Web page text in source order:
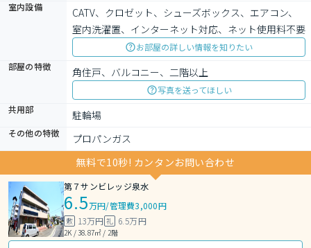
室内設備
CATV、クロゼット、シューズボックス、エアコン、
室内洗濯置、インターネット対応、ネット使用料不要
お部屋の詳しい情報を知りたい
部屋の特徴
角住戸、バルコニー、二階以上
写真を送ってほしい
共用部
駐輪場
その他の特徴
プロパンガス
無料で10秒! カンタンお問い合わせ
第７サンビレッジ泉水
6.5万円/管理費3,000円
敷 13万円 礼 6.5万円
2K / 38.87㎡ / 2階